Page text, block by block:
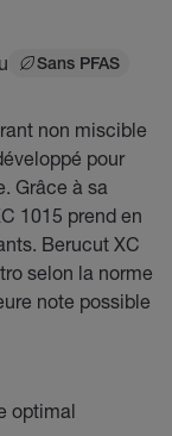
Sans PFAS
non miscible
pour
Grâce à sa
1015 prend en
Berucut XC
selon la norme
note possible
optimal